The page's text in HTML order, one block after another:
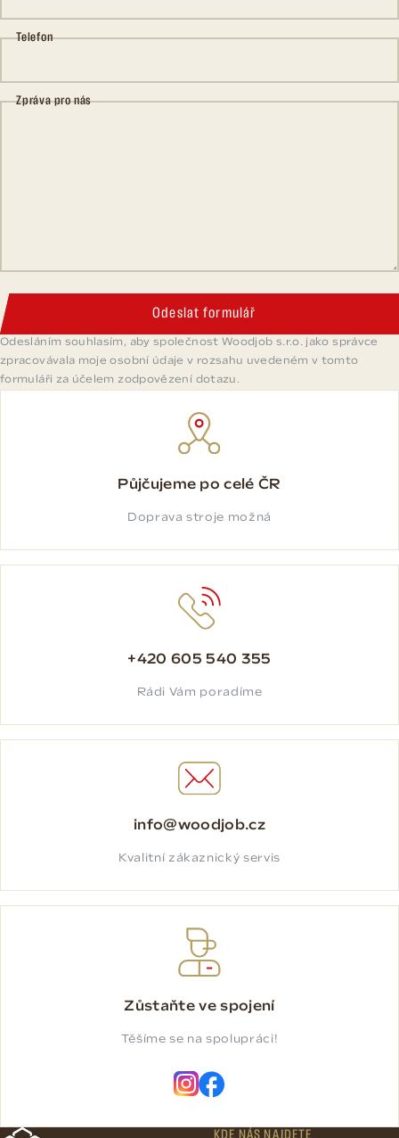
Telefon
Zpráva pro nás
Odeslat formulář
Odesláním souhlasím, aby společnost Woodjob s.r.o. jako správce
zpracovávala moje osobní údaje v rozsahu uvedeném v tomto
formuláři za účelem zodpovězení dotazu.
Půjčujeme po celé ČR
Doprava stroje možná
+420 605 540 355
Rádi Vám poradíme
info@woodjob.cz
Kvalitní zákaznický servis
Zůstaňte ve spojení
Těšíme se na spolupráci!